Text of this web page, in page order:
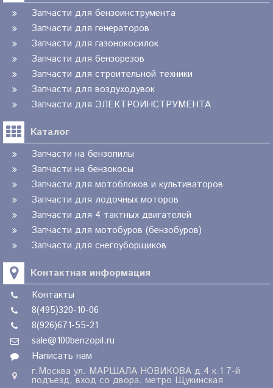
Запчасти для бензоинструмента
Запчасти для генераторов
Запчасти для газонокосилок
Запчасти для бензорезов
Запчасти для строительной техники
Запчасти для воздуходувок
Запчасти для ЭЛЕКТРОИНСТРУМЕНТА
Каталог
Запчасти на бензопилы
Запчасти на бензокосы
Запчасти для мотоблоков и культиваторов
Запчасти для лодочных моторов
Запчасти для 4 тактных двигателей
Запчасти для мотобуров (бензобуров)
Запчасти для снегоуборщиков
Контактная информация
Контакты
8(495)320-10-06
8(926)671-55-21
sale@100benzopil.ru
Написать нам
г.Москва ул. МАРШАЛА НОВИКОВА д.4 к.1 7-й
подъезд, вход со двора. метро Щукинская